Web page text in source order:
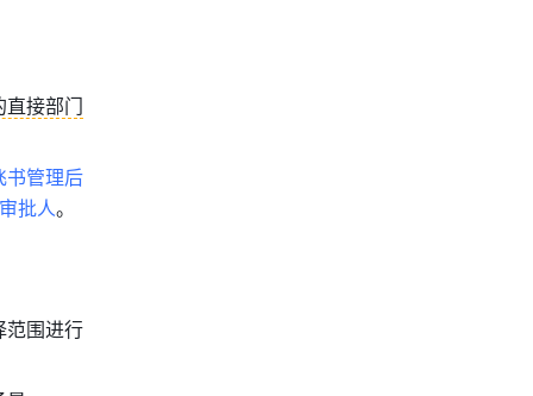
接部门
书管理后
批人。
范围进行